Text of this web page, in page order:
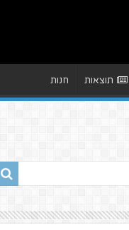
תוצאות חנות